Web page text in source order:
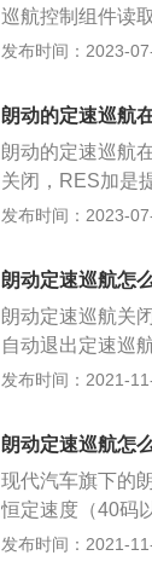
巡航控制组件读
指令，由伺服器
m、宽1802mm
0kg。
发布时间：2023-
朗动的定速巡航
朗动的定速巡航
关闭，RES加是
驶装置、速度控
车一共使用两款
发动机。
发布时间：2023-
朗动定速巡航怎
朗动定速巡航关
自动退出定速巡
汽车会自动退出
会退出。还可以
朗动载搭1.6L发
车速长度是
m，不得不提它
线条流畅。
发布时间：2021-
朗动定速巡航怎
现代汽车旗下的
恒定速度（40码
定速度下，驾驶
发布时间：2021-